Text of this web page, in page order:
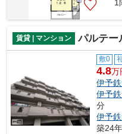
1
賃貸 | マンション パルテー
敷0
4.8万
伊予
伊予
分
伊予
築24